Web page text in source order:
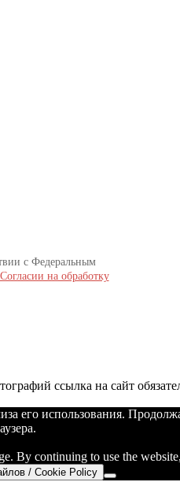
с Федеральным
Согласии на обработку
ссылка на сайт
его использования.
By continuing to use the
/ Cookie Policy